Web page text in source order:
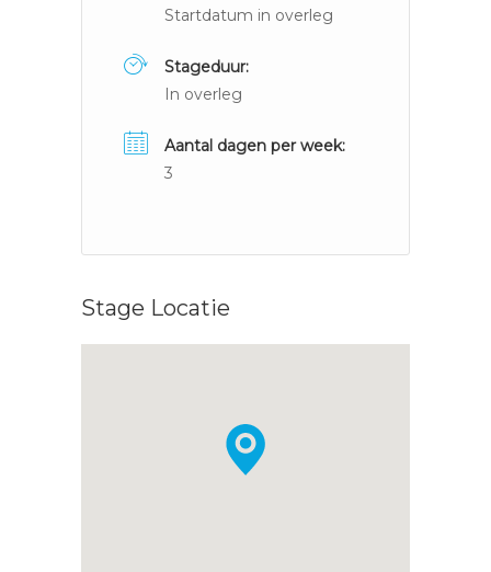
Startdatum in overleg
Stageduur:
In overleg
Aantal dagen per week:
3
Stage Locatie